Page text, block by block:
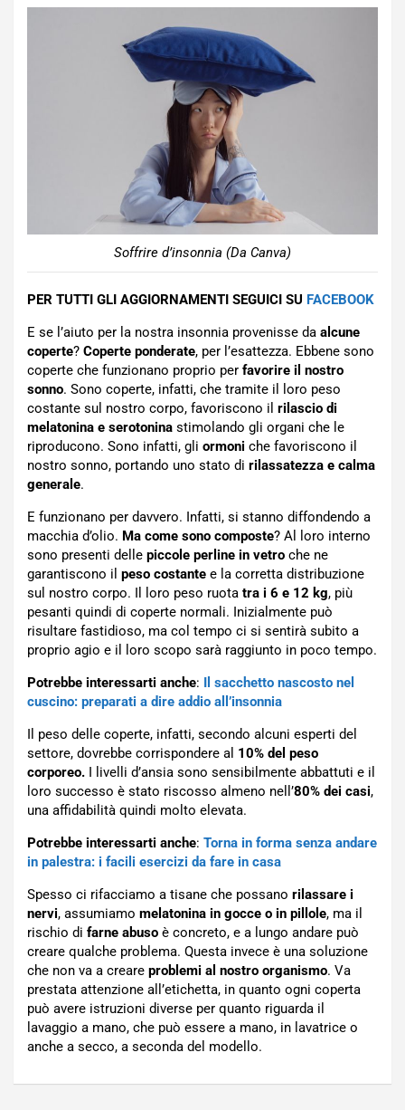
Soffrire d’insonnia (Da Canva)
PER TUTTI GLI AGGIORNAMENTI SEGUICI SU FACEBOOK
E se l’aiuto per la nostra insonnia provenisse da alcune
coperte? Coperte ponderate, per l’esattezza. Ebbene sono
coperte che funzionano proprio per favorire il nostro
sonno. Sono coperte, infatti, che tramite il loro peso
costante sul nostro corpo, favoriscono il rilascio di
melatonina e serotonina stimolando gli organi che le
riproducono. Sono infatti, gli ormoni che favoriscono il
nostro sonno, portando uno stato di rilassatezza e calma
generale.
E funzionano per davvero. Infatti, si stanno diffondendo a
macchia d’olio. Ma come sono composte? Al loro interno
sono presenti delle piccole perline in vetro che ne
garantiscono il peso costante e la corretta distribuzione
sul nostro corpo. Il loro peso ruota tra i 6 e 12 kg, più
pesanti quindi di coperte normali. Inizialmente può
risultare fastidioso, ma col tempo ci si sentirà subito a
proprio agio e il loro scopo sarà raggiunto in poco tempo.
Potrebbe interessarti anche:
Il sacchetto nascosto nel
cuscino: preparati a dire addio all’insonnia
Il peso delle coperte, infatti, secondo alcuni esperti del
settore, dovrebbe corrispondere al 10% del peso
corporeo. I livelli d’ansia sono sensibilmente abbattuti e il
loro successo è stato riscosso almeno nell’80% dei casi,
una affidabilità quindi molto elevata.
Potrebbe interessarti anche: Torna in forma senza andare
in palestra: i facili esercizi da fare in casa
Spesso ci rifacciamo a tisane che possano rilassare i
nervi, assumiamo melatonina in gocce o in pillole, ma il
rischio di farne abuso è concreto, e a lungo andare può
creare qualche problema. Questa invece è una soluzione
che non va a creare problemi al nostro organismo. Va
prestata attenzione all’etichetta, in quanto ogni coperta
può avere istruzioni diverse per quanto riguarda il
lavaggio a mano, che può essere a mano, in lavatrice o
anche a secco, a seconda del modello.